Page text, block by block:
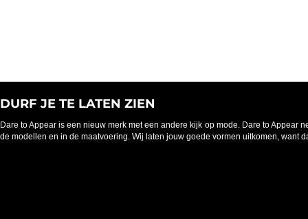
DURF JE TE LATEN ZIEN
Dare to Appear is een nieuw merk met een andere kijk op mode. Dare to Appear
de modellen en in de maatvoering. Wij laten jouw goede vormen uitkomen, want